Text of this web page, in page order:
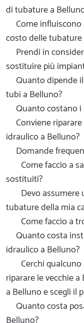
di tubature a
Come
costo delle tubature
Prendi in
sostituire più
Quanto dipende
tubi a Belluno?
Quanto costano
Conviene
idraulico a Belluno?
Domande
Come faccio a
sostituiti?
Devo
tubature della mia
Come faccio a
Quanto costa
idraulico a Belluno?
Cerchi
riparare le vecchie
a Belluno e scegli il
Quanto costa